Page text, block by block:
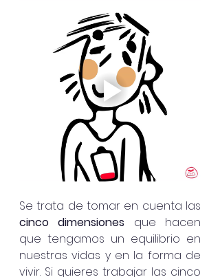
cinco dimensiones que hacen
que tengamos un equilibrio en
nuestras vidas y en la forma de
vivir. Si quieres trabajar las cinco